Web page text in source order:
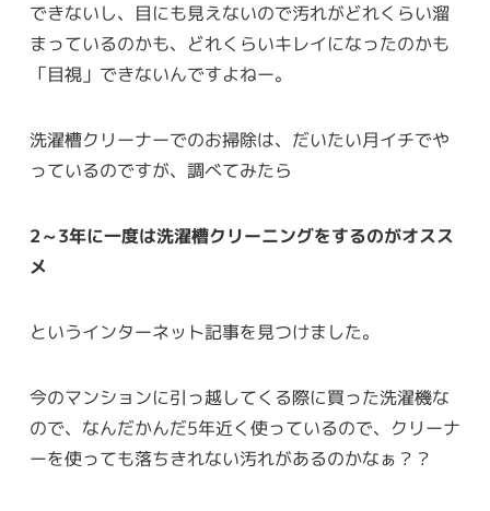
できないし、目にも見えないので汚れがどれくらい溜
まっているのかも、どれくらいキレイになったのかも
「目視」できないんですよねー。
洗濯槽クリーナーでのお掃除は、だいたい月イチでや
っているのですが、調べてみたら
2～3年に一度は洗濯槽クリーニングをするのがオスス
メ
というインターネット記事を見つけました。
今のマンションに引っ越してくる際に買った洗濯機な
ので、なんだかんだ5年近く使っているので、クリーナ
ーを使っても落ちきれない汚れがあるのかなぁ？？